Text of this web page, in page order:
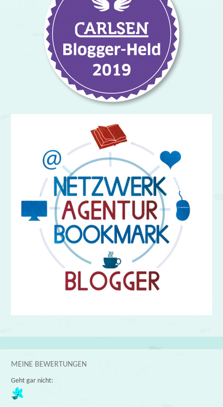
MEINE BEWERTUNGEN
Geht gar nicht: